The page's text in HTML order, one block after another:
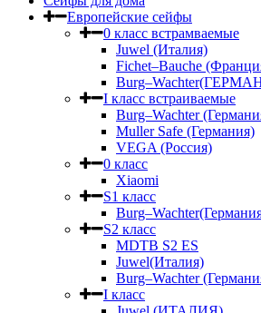
Европейские сейфы
0 класс встрамваемые
Juwel (Италия)
Fichet–Bauche
I класс встраиваемые
Burg–Wachter
Muller Safe (Германия)
VEGA (Россия)
0 класс
Xiaomi
S1 класс
S2 класс
MDTB S2 ES
Juwel(Италия)
Burg–Wachter
I класс